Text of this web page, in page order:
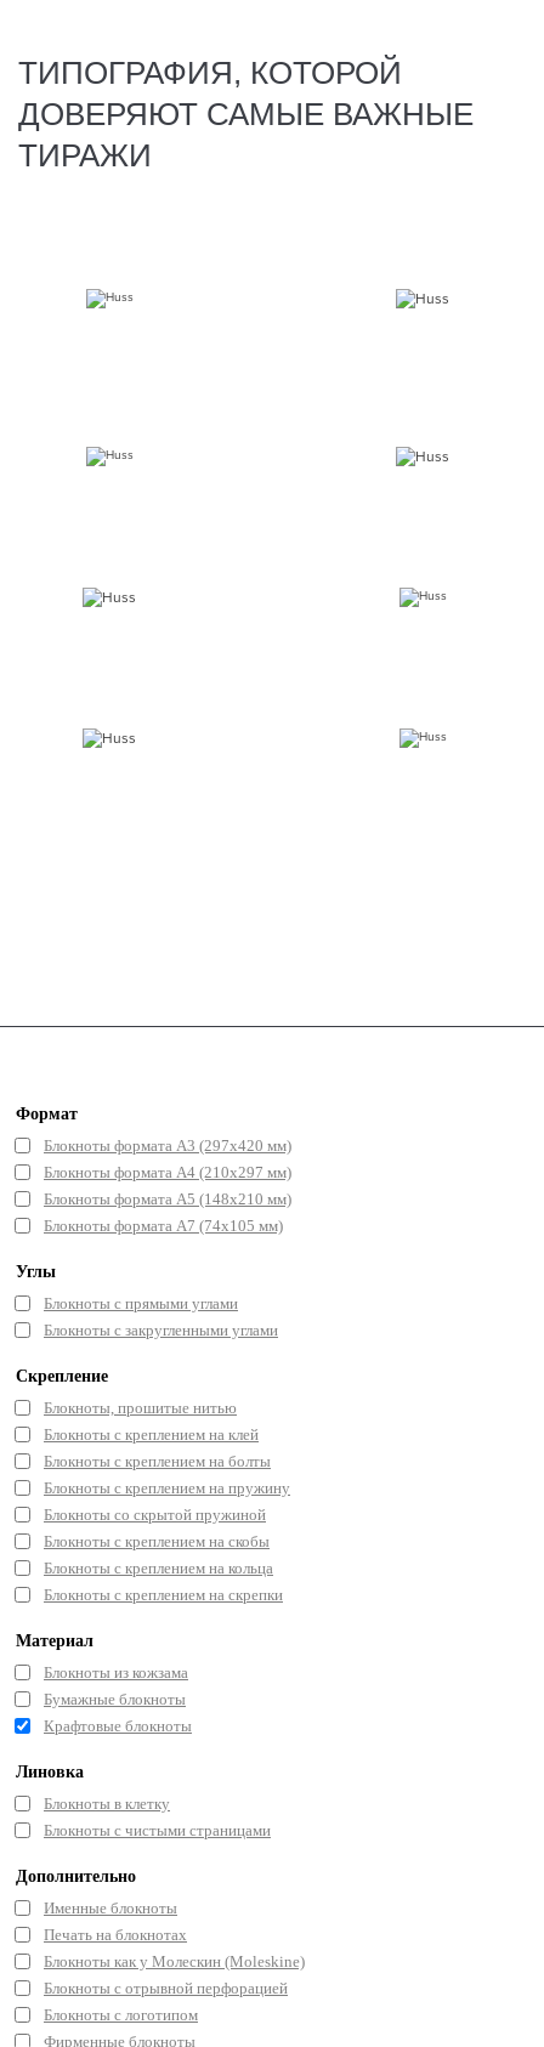
ТИПОГРАФИЯ, КОТОРОЙ
ДОВЕРЯЮТ САМЫЕ ВАЖНЫЕ
ТИРАЖИ
Формат
Блокноты формата А3 (297x420 мм)
Блокноты формата А4 (210x297 мм)
Блокноты формата А5 (148x210 мм)
Блокноты формата А7 (74x105 мм)
Углы
Блокноты с прямыми углами
Блокноты с закругленными углами
Скрепление
Блокноты, прошитые нитью
Блокноты с креплением на клей
Блокноты с креплением на болты
Блокноты с креплением на пружину
Блокноты со скрытой пружиной
Блокноты с креплением на скобы
Блокноты с креплением на кольца
Блокноты с креплением на скрепки
Материал
Блокноты из кожзама
Бумажные блокноты
Крафтовые блокноты
Линовка
Блокноты в клетку
Блокноты с чистыми страницами
Дополнительно
Именные блокноты
Печать на блокнотах
Блокноты как у Молескин (Moleskine)
Блокноты с отрывной перфорацией
Блокноты с логотипом
Фирменные блокноты